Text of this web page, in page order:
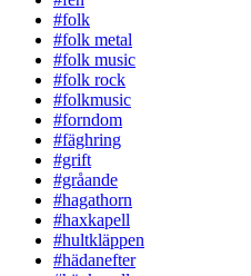
#folk
#folk metal
#folk music
#folk rock
#folkmusic
#forndom
#fäghring
#grift
#gråande
#hagathorn
#haxkapell
#hultkläppen
#hädanefter